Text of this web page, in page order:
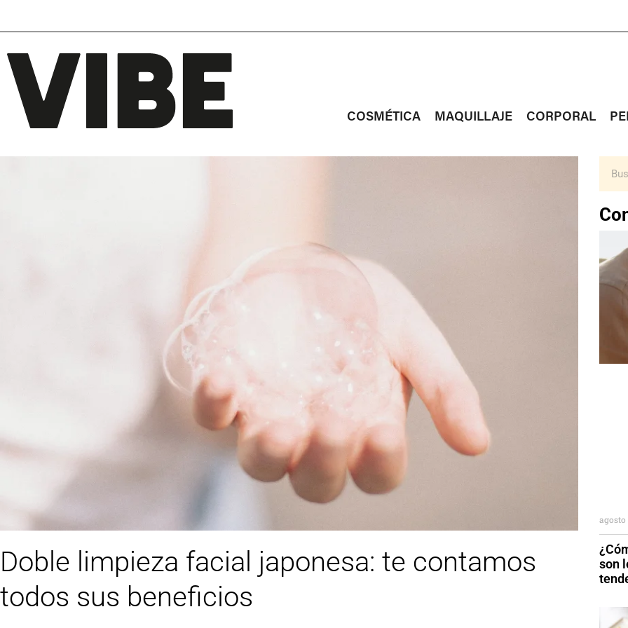
COSMÉTICA MAQUILLAJE CORPORAL
Doble limpieza facial japonesa: te contamos
todos sus beneficios
son
agosto